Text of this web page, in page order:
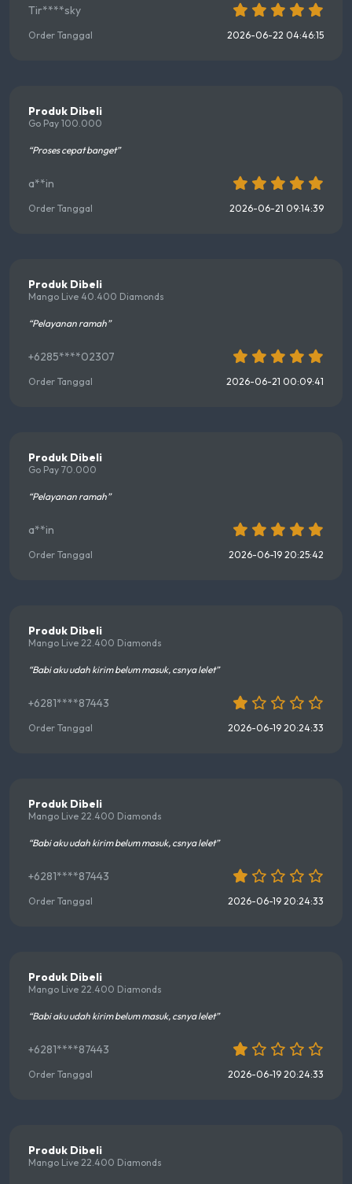
Tir****sky
Order Tanggal 2026-06-22 04:46:15
Produk Dibeli
Go Pay 100.000
“Proses cepat banget”
a**in
Order Tanggal 2026-06-21 09:14:39
Produk Dibeli
Mango Live 40.400 Diamonds
“Pelayanan ramah”
+6285****02307
Order Tanggal 2026-06-21 00:09:41
Produk Dibeli
Go Pay 70.000
“Pelayanan ramah”
a**in
Order Tanggal 2026-06-19 20:25:42
Produk Dibeli
Mango Live 22.400 Diamonds
“Babi aku udah kirim belum masuk, csnya lelet”
+6281****87443
Order Tanggal 2026-06-19 20:24:33
Produk Dibeli
Mango Live 22.400 Diamonds
“Babi aku udah kirim belum masuk, csnya lelet”
+6281****87443
Order Tanggal 2026-06-19 20:24:33
Produk Dibeli
Mango Live 22.400 Diamonds
“Babi aku udah kirim belum masuk, csnya lelet”
+6281****87443
Order Tanggal 2026-06-19 20:24:33
Produk Dibeli
Mango Live 22.400 Diamonds